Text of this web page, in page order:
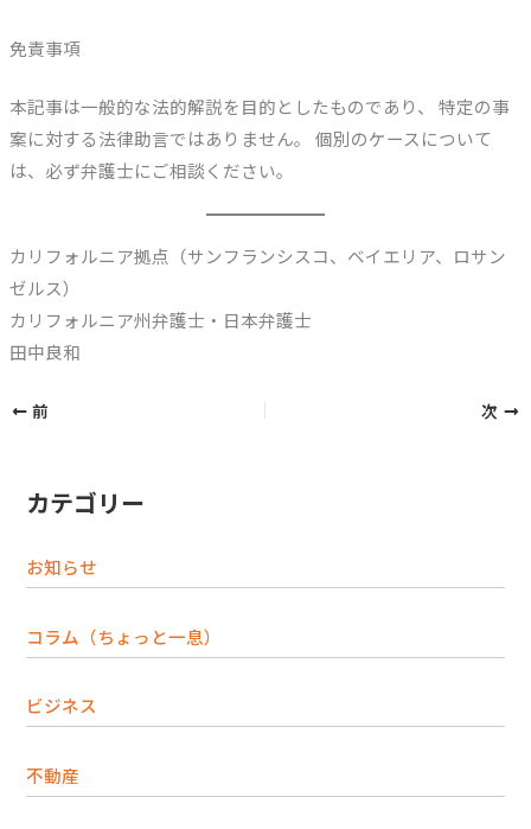
免責事項
本記事は一般的な法的解説を目的としたものであり、 特定の事
案に対する法律助言ではありません。 個別のケースについて
は、必ず弁護士にご相談ください。
カリフォルニア拠点（サンフランシスコ、ベイエリア、ロサン
ゼルス）
カリフォルニア州弁護士・日本弁護士
田中良和
前 次
カテゴリー
お知らせ
コラム（ちょっと一息）
ビジネス
不動産